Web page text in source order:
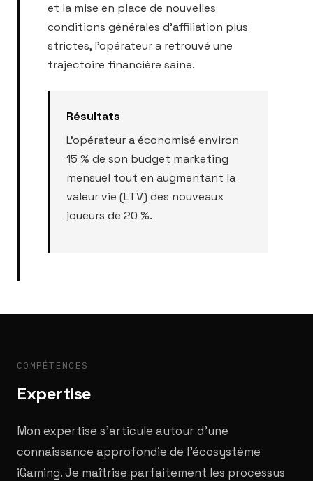
et la mise en place de nouvelles
conditions générales d'affiliation plus
strictes, l'opérateur a retrouvé une
trajectoire financière saine.
Résultats
L'opérateur a économisé environ
15 % de son budget marketing
mensuel tout en augmentant la
valeur vie (LTV) des nouveaux
joueurs de 20 %.
COMPÉTENCES
Expertise
Mon expertise s'articule autour d'une
connaissance approfondie de l'écosystème
iGaming. Je maîtrise parfaitement les processus